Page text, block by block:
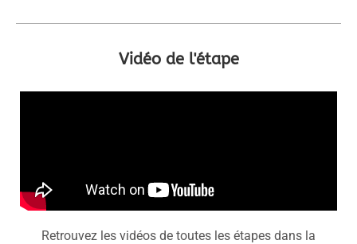
Vidéo de l'étape
Retrouvez les vidéos de toutes les étapes dans la